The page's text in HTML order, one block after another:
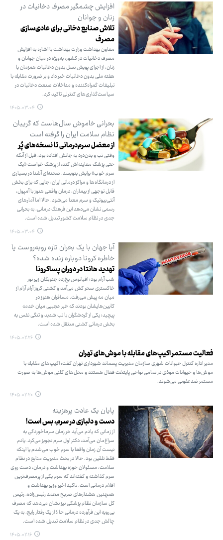
افزایش چشمگیر مصرف دخانیات در
زنان و جوانان
تلاش صنایع دخانی برای عادی‌سازی
مصرف
معاون بهداشت وزارت بهداشت با اشاره به افزایش
مصرف دخانیات در کشور، به‌ویژه در میان جوانان و
زنان، از اجرای پویش نسل بدون دخانیات همزمان با
هفته ملی بدون دخانیات خبر داد و بر ضرورت مقابله با
تبلیغات گمراه‌کننده و مداخلات صنعت دخانیات در
سیاست‌گذاری‌های کنترلی تاکید کرد.
۱۴۰۵.۰۳.۰۴
بحرانی خاموش سال‌هاست که گریبان
نظام سلامت ایران را گرفته است
از معضل سرم‌درمانی تا نسخه‌های پُر
وقتی تب و بدن‌درد به جانش افتاده بود، قبل از آنکه
حتی پزشک معاینه‌اش کند، از پزشک خواست «یک
سرم خوب» برایش بنویسد. صحنه‌ای آشنا در بسیاری
از درمانگاه‌ها و مراکز درمانی ایران؛ جایی که برای بخش
قابل توجهی از بیماران، درمان واقعی هنوز با آمپول،
آنتی‌بیوتیک و سرم معنا می‌شود. حالا اما آمارهای
رسمی نشان می‌دهد این فرهنگ درمانی، به بحرانی
جدی در نظام سلامت کشور تبدیل شده است.
۱۴۰۵.۰۳.۰۴
آیا جهان با یک بحران تازه روبه‌روست یا
خاطره کرونا دوباره زنده شده؟
تهدید هانتا در دوران پساکرونا
شب آرام بود؛ اقیانوس یخ‌زده جنوبگان زیر نور
خاکستری سحر کش می‌آمد و کشتی کروز آرام آرام از
میان مه پیش می‌رفت. مسافران هنوز در
کابین‌هایشان بودند که خبر عجیبی میان خدمه
پیچید؛ یکی از گردشگران با تب شدید و تنگی نفس به
بخش درمانی کشتی منتقل شده است.
۱۴۰۵.۰۲.۲۶
فعالیت مستمر اکیپ‌های مقابله با موش‌های تهران
مدیر اداره کنترل حیوانات شهری سازمان مدیریت پسماند شهرداری تهران گفت: اکیپ‌های مقابله با
موش‌ها و حیوانات موذی در تمامی نواحی پایتخت فعال هستند و محل‌های کلنی موش‌ها به صورت
مستمر ضدعفونی می‌شوند.
۱۴۰۵.۰۲.۲۰
پایان یک عادت پرهزینه
دست و دلبازی در سرم، بس است!
از زمانی که یادم می‌آید هر زمان سرماخوردگی به
سراغ‌مان می‌آمد، دکتر اول سرم تجویز می‌کرد. یادم
نیست آن زمان واقعا با سرم خوب می‌شدم یا اینکه
فقط تلقین بود. حالا در بحث مدیریت منابع در نظام
سلامت، مسئولان حوزه بهداشت و درمان، دست روی
سرم گذاشته و گفته‌اند که سرم یکی از پرمصرف‌ترین
اقلام درمانی است. تاکید اخیر وزیر بهداشت و
همچنین هشدارهای صریح محمد رئیس‌زاده، رئیس
کل سازمان نظام پزشکی نیز نشان می‌دهد که مصرف
بی‌رویه این فرآورده درمانی حالا از یک رفتار رایج، به یک
چالش جدی در نظام سلامت تبدیل شده است.
۱۴۰۵.۰۲.۱۶